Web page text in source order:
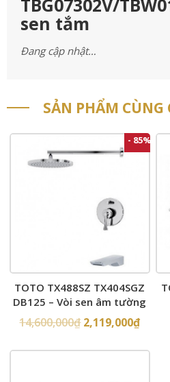
sen tắm
Đang cập nhật…
SẢN PHẨM CÙNG
- 85%
TOTO TX488SZ TX404SGZ
DB125 – Vòi sen âm tường
14,600,000₫ 2,119,000₫